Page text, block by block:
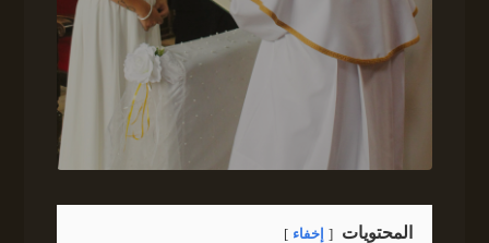
المحتويات إخفاء